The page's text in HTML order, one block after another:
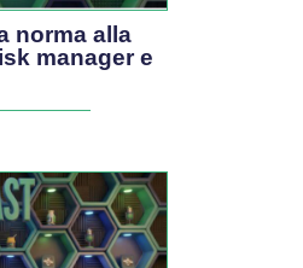
norma alla
manager e